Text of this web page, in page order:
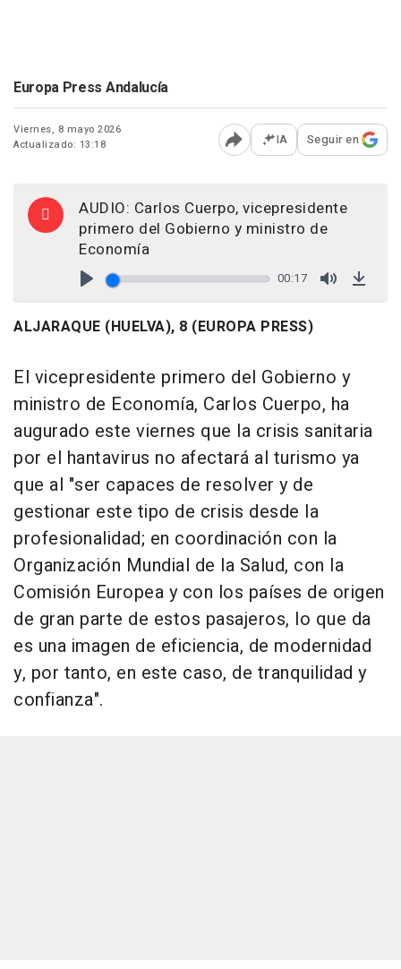
Europa Press Andalucía
Viernes, 8 mayo 2026
Actualizado: 13:18
Abrir opciones para
IA Seguir en
AUDIO: Carlos Cuerpo, vicepresidente
primero del Gobierno y ministro de
Economía
00:17
ALJARAQUE (HUELVA), 8 (EUROPA PRESS)
El vicepresidente primero del Gobierno y
ministro de Economía, Carlos Cuerpo, ha
augurado este viernes que la crisis sanitaria
por el hantavirus no afectará al turismo ya
que al "ser capaces de resolver y de
gestionar este tipo de crisis desde la
profesionalidad; en coordinación con la
Organización Mundial de la Salud, con la
Comisión Europea y con los países de origen
de gran parte de estos pasajeros, lo que da
es una imagen de eficiencia, de modernidad
y, por tanto, en este caso, de tranquilidad y
confianza".